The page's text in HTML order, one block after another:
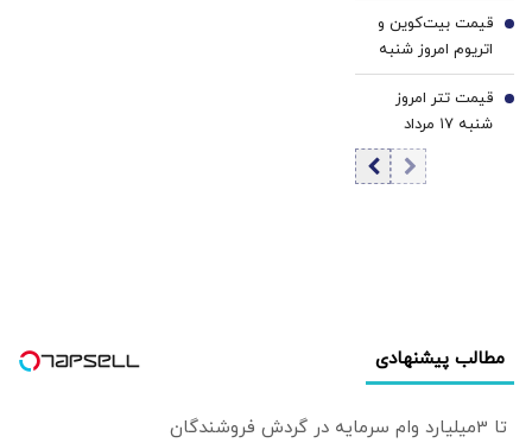
«مسکن‌مهر» چه
خبر است؟ | چرا
پرقدرت‌ترین
«مسکن‌مهر» را
گارانتی نکرد؟
قیمت دینار
قیمت بیت‌کوین و
اتریوم امروز شنبه
۱۷ مرداد ۱۴۰۵/
افزایش قیمت
بیت‌کوین
6
قیمت تتر امروز
شنبه ۱۷ مرداد
1405 / کاهش
7
مطالب پیشنهادی
تا 3میلیارد وام سرمایه در گردش فروشندگان